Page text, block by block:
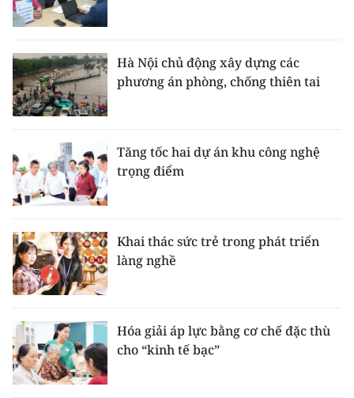
Hà Nội chủ động xây dựng các
phương án phòng, chống thiên tai
Tăng tốc hai dự án khu công nghệ
trọng điểm
Khai thác sức trẻ trong phát triển
làng nghề
Hóa giải áp lực bằng cơ chế đặc thù
cho “kinh tế bạc”